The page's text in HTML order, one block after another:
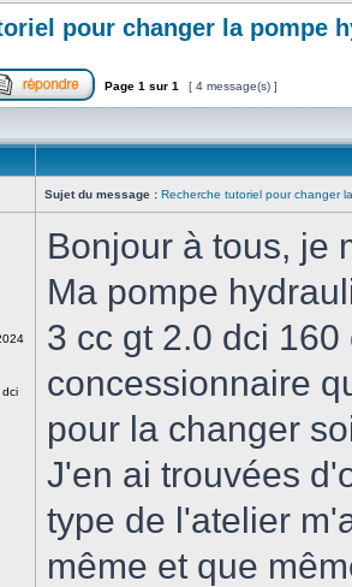
pour changer la pompe
Page 1 sur 1 [ 4 message(s) ]
Sujet du message : Recherche tutoriel pour changer
Bonjour à tous, je
Ma pompe
3 cc gt 2.0 dci
concessionnaire
pour la changer
J'en ai trouvées
type de l'atelier
même et que